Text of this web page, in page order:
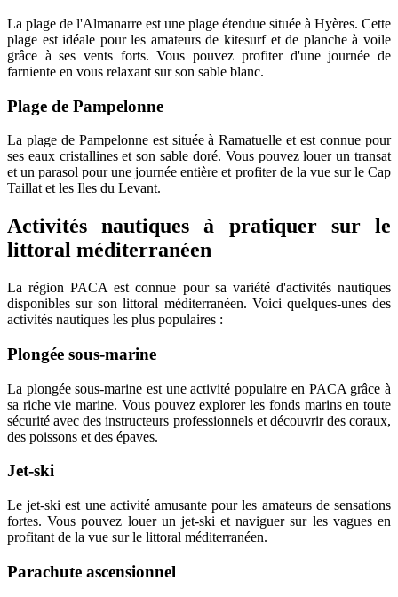
La plage de l'Almanarre est une plage étendue située à Hyères. Cette
plage est idéale pour les amateurs de kitesurf et de planche à voile
grâce à ses vents forts. Vous pouvez profiter d'une journée de
farniente en vous relaxant sur son sable blanc.
Plage de Pampelonne
La plage de Pampelonne est située à Ramatuelle et est connue pour
ses eaux cristallines et son sable doré. Vous pouvez louer un transat
et un parasol pour une journée entière et profiter de la vue sur le Cap
Taillat et les Iles du Levant.
Activités nautiques à pratiquer sur le
littoral méditerranéen
La région PACA est connue pour sa variété d'activités nautiques
disponibles sur son littoral méditerranéen. Voici quelques-unes des
activités nautiques les plus populaires :
Plongée sous-marine
La plongée sous-marine est une activité populaire en PACA grâce à
sa riche vie marine. Vous pouvez explorer les fonds marins en toute
sécurité avec des instructeurs professionnels et découvrir des coraux,
des poissons et des épaves.
Jet-ski
Le jet-ski est une activité amusante pour les amateurs de sensations
fortes. Vous pouvez louer un jet-ski et naviguer sur les vagues en
profitant de la vue sur le littoral méditerranéen.
Parachute ascensionnel